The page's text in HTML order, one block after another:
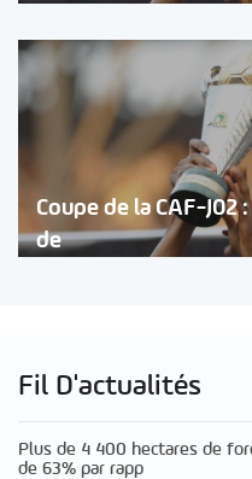
Coupe de la CAF-
de
Fil D'actualités
Plus de 4 400 hectares de
de 63% par rapp